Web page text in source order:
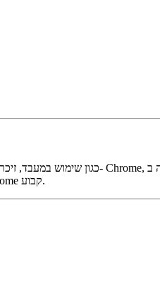
אנו ממליצים להשבית אותם או למחוק אותם בזה אחר זה. ואז הפעל מחדש את Chrome ובדוק אם השימוש במעבד גבוה ב- Chrome קבוע.